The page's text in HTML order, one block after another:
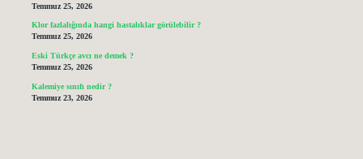
Temmuz 25, 2026
Klor fazlalığında hangi hastalıklar görülebilir ?
Temmuz 25, 2026
Eski Türkçe avcı ne demek ?
Temmuz 25, 2026
Kalemiye sınıfı nedir ?
Temmuz 23, 2026